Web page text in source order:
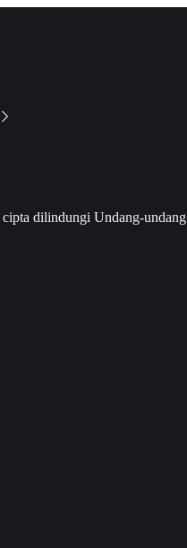
dilindungi Undang-undang